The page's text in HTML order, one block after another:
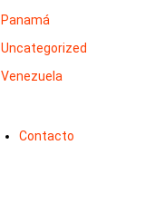
Panamá
Uncategorized
Venezuela
Contacto